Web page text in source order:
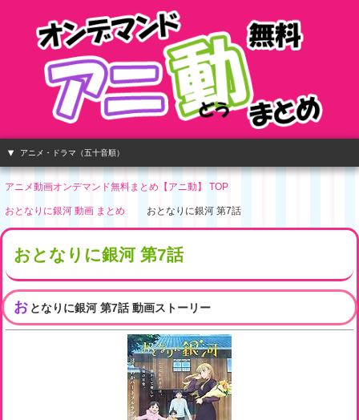
アニメ・ドラマ（五十音順）
アニメ動画オンデマンド無料まとめ【アニ動】 TOP
おとなりに銀河 動画 まとめ おとなりに銀河 第7話
おとなりに銀河 第7話
お となりに銀河 第7話 動画ストーリー